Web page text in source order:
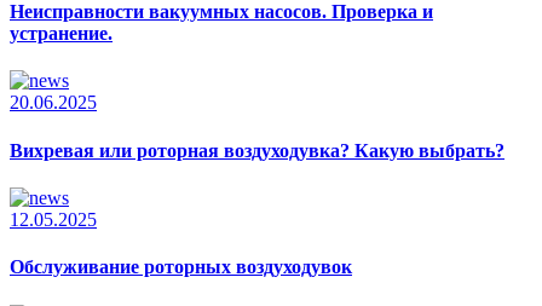
Неисправности вакуумных насосов. Проверка и
устранение.
20.06.2025
Вихревая или роторная воздуходувка? Какую выбрать?
12.05.2025
Обслуживание роторных воздуходувок